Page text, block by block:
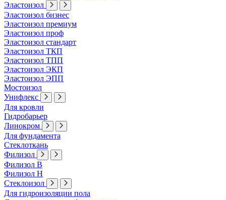
Эластоизол
Эластоизол бизнес
Эластоизол премиум
Эластоизол проф
Эластоизол стандарт
Эластоизол ТКП
Эластоизол ТПП
Эластоизол ЭКП
Эластоизол ЭПП
Мостоизол
Унифлекс
Для кровли
Гидробарьер
Линокром
Для фундамента
Стеклоткань
Филизол
Филизол В
Филизол Н
Стеклоизол
Для гидроизоляции пола